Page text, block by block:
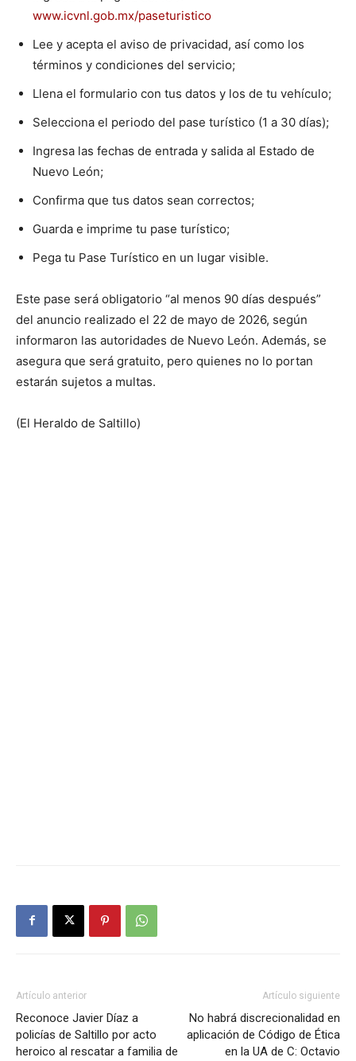
www.icvnl.gob.mx/paseturistico
Lee y acepta el aviso de privacidad, así como los
términos y condiciones del servicio;
Llena el formulario con tus datos y los de tu vehículo;
Selecciona el periodo del pase turístico (1 a 30 días);
Ingresa las fechas de entrada y salida al Estado de
Nuevo León;
Confirma que tus datos sean correctos;
Guarda e imprime tu pase turístico;
Pega tu Pase Turístico en un lugar visible.
Este pase será obligatorio “al menos 90 días después”
del anuncio realizado el 22 de mayo de 2026, según
informaron las autoridades de Nuevo León. Además, se
asegura que será gratuito, pero quienes no lo portan
estarán sujetos a multas.
(El Heraldo de Saltillo)
Artículo anterior
Reconoce Javier Díaz a
policías de Saltillo por acto
heroico al rescatar a familia de
Artículo siguiente
No habrá discrecionalidad en
aplicación de Código de Ética
en la UA de C: Octavio